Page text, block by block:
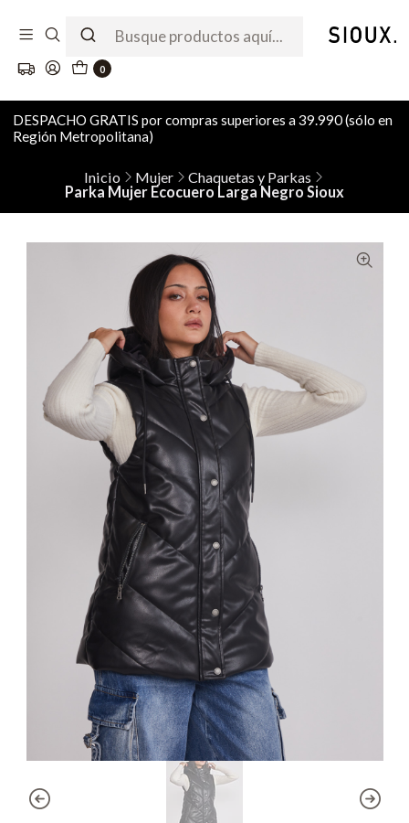
0
DESPACHO GRATIS por compras superiores a 39.990 (sólo en
Región Metropolitana)
Inicio Mujer
Chaquetas y Parkas
Parka Mujer Ecocuero Larga Negro Sioux